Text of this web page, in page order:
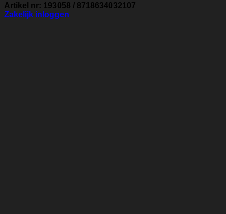
Artikel nr: 193058 / 8718634032107
Zakelijk inloggen